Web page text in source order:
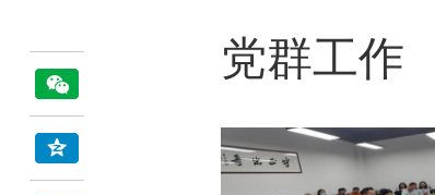
党群工作